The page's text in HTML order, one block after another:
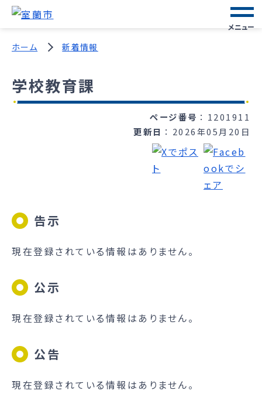
メニュー
ホーム 新着情報
学校教育課
ページ番号
1201911
更新日
2026年05月20日
告示
現在登録されている情報はありません。
公示
現在登録されている情報はありません。
公告
現在登録されている情報はありません。